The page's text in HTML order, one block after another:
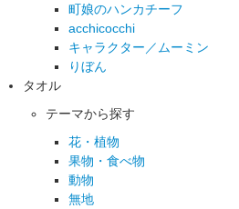
町娘のハンカチーフ
acchicocchi
キャラクター／ムーミン
りぼん
タオル
テーマから探す
花・植物
果物・食べ物
動物
無地